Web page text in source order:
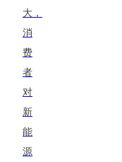
大，
消
费
者
对
新
能
源